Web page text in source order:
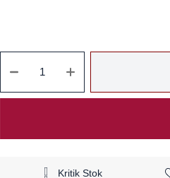
Kritik Stok